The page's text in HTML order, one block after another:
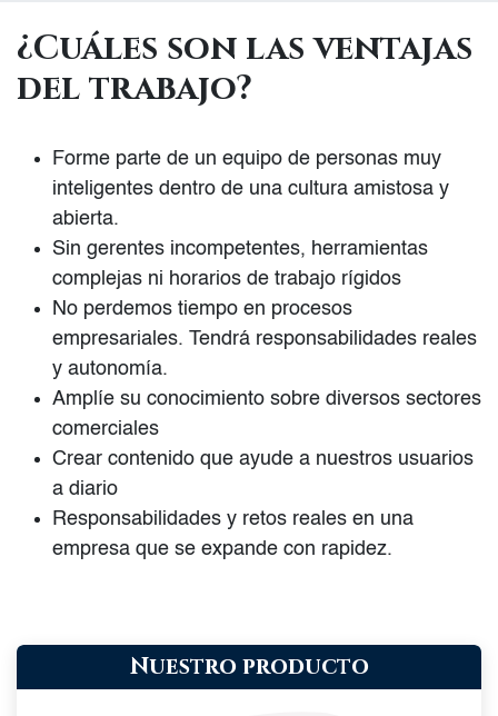
¿Cuáles son las ventajas
del trabajo?
Forme parte de un equipo de personas muy
inteligentes dentro de una cultura amistosa y
abierta.
Sin gerentes incompetentes, herramientas
complejas ni horarios de trabajo rígidos
No perdemos tiempo en procesos
empresariales. Tendrá responsabilidades reales
y autonomía.
Amplíe su conocimiento sobre diversos sectores
comerciales
Crear contenido que ayude a nuestros usuarios
a diario
Responsabilidades y retos reales en una
empresa que se expande con rapidez.
Nuestro producto